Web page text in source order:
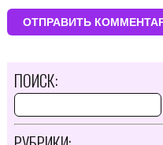
ПОИСК: